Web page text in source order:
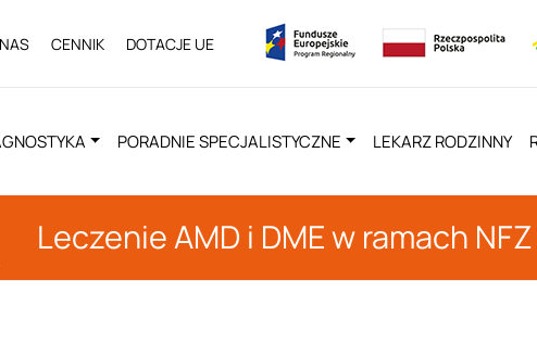
CENNIK DOTACJE UE
PORADNIE SPECJALISTYCZNE LEKARZ RODZINNY
Leczenie AMD i DME w ramach NFZ